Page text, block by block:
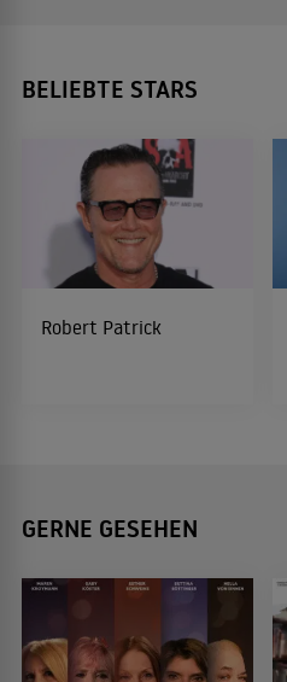
BELIEBTE STARS
Robert Patrick
GERNE GESEHEN